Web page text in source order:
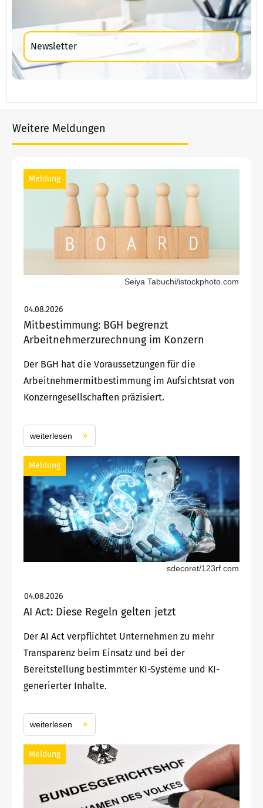
Newsletter
Weitere Meldungen
Meldung
Seiya Tabuchi/istockphoto.com
04.08.2026
Mitbestimmung: BGH begrenzt
Arbeitnehmerzurechnung im Konzern
Der BGH hat die Voraussetzungen für die
Arbeitnehmermitbestimmung im Aufsichtsrat von
Konzerngesellschaften präzisiert.
weiterlesen
Meldung
sdecoret/123rf.com
04.08.2026
AI Act: Diese Regeln gelten jetzt
Der AI Act verpflichtet Unternehmen zu mehr
Transparenz beim Einsatz und bei der
Bereitstellung bestimmter KI-Systeme und KI-
generierter Inhalte.
weiterlesen
Meldung